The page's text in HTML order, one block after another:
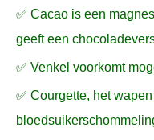
✅ Cacao is een
geeft een
✅ Venkel voorkomt
✅ Courgette, het